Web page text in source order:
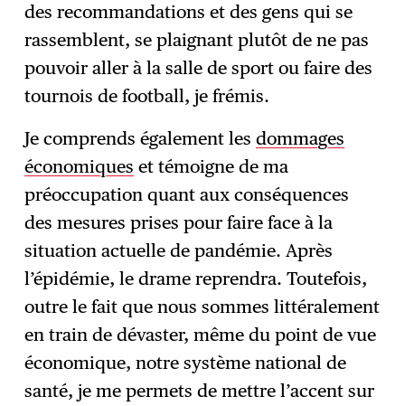
des recommandations et des gens qui se
rassemblent, se plaignant plutôt de ne pas
pouvoir aller à la salle de sport ou faire des
tournois de football, je frémis.
Je comprends également lesdommages
économiques et témoigne de ma
préoccupation quant aux conséquences
des mesures prises pour faire face à la
situation actuelle de pandémie. Après
l’épidémie, le drame reprendra. Toutefois,
outre le fait que nous sommes littéralement
en train de dévaster, même du point de vue
économique, notre système national de
santé, je me permets de mettre l’accent sur